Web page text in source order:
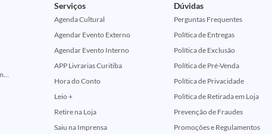
Superman Vs. Homem-Aranha - Edição Comemorativa 50 Anos (Encontros Clássicos Dc E Marvel)
Serviços
Agenda Cultural
Agendar Evento Externo
Agendar Evento Interno
APP Livrarias Curitiba
Hora do Conto
Leio +
Retire na Loja
Saiu na Imprensa
Dúvidas
Perguntas Frequentes
Política de Entregas
Política de Exclusão
Política de Pré-Venda
Política de Privacidade
Política de Retirada em Loja
Prevenção de Fraudes
Promoções e Regulamentos